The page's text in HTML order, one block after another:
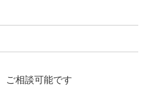
ご相談可能です